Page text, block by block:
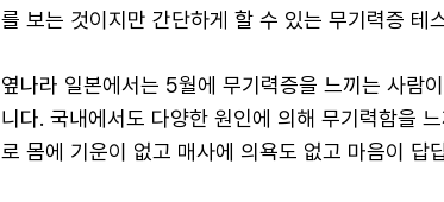
를 보는 것이지만 간단하게 할 수 있는 무기력증 테
옆나라 일본에서는 5월에 무기력증을 느끼는 사람
니다. 국내에서도 다양한 원인에 의해 무기력함을
로 몸에 기운이 없고 매사에 의욕도 없고 마음이 답